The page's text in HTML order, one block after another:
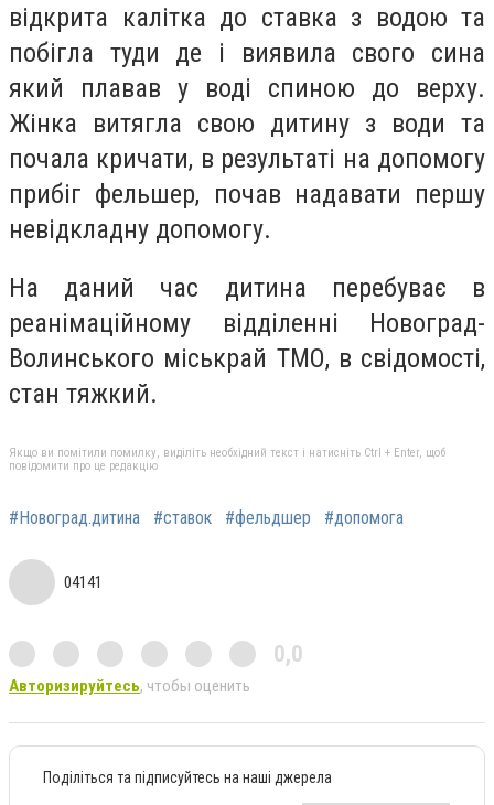
відкрита калітка до ставка з водою та
побігла туди де і виявила свого сина
який плавав у воді спиною до верху.
Жінка витягла свою дитину з води та
почала кричати, в результаті на допомогу
прибіг фельшер, почав надавати першу
невідкладну допомогу.
На даний час дитина перебуває в
реанімаційному відділенні Новоград-
Волинського міськрай ТМО, в свідомості,
стан тяжкий.
Якщо ви помітили помилку, виділіть необхідний текст і натисніть Ctrl + Enter, щоб
повідомити про це редакцію
#Новоград.дитина #ставок #фельдшер #допомога
04141
0,0
Авторизируйтесь, чтобы оценить
Поділіться та підписуйтесь на наші джерела